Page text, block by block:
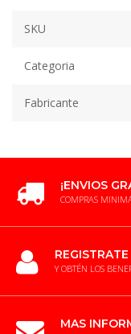
SKU
Categoria
Fabricante
¡ENVIOS
COMPRAS
REGISTRATE
Y OBTÉN LOS
MAS